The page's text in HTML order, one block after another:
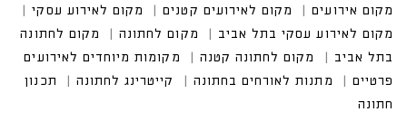
מקום אירועים
מקום לאירועים קטנים
מקום לאירוע עסקי
מקום לאירוע עסקי בתל אביב
מקום לחתונה
מקום לחתונה
בתל אביב
מקום לחתונה קטנה
מקומות מיוחדים לאירועים
פרטיים
מתנות לאורחים בחתונה קייטרינג לחתונה
תכנון
חתונה